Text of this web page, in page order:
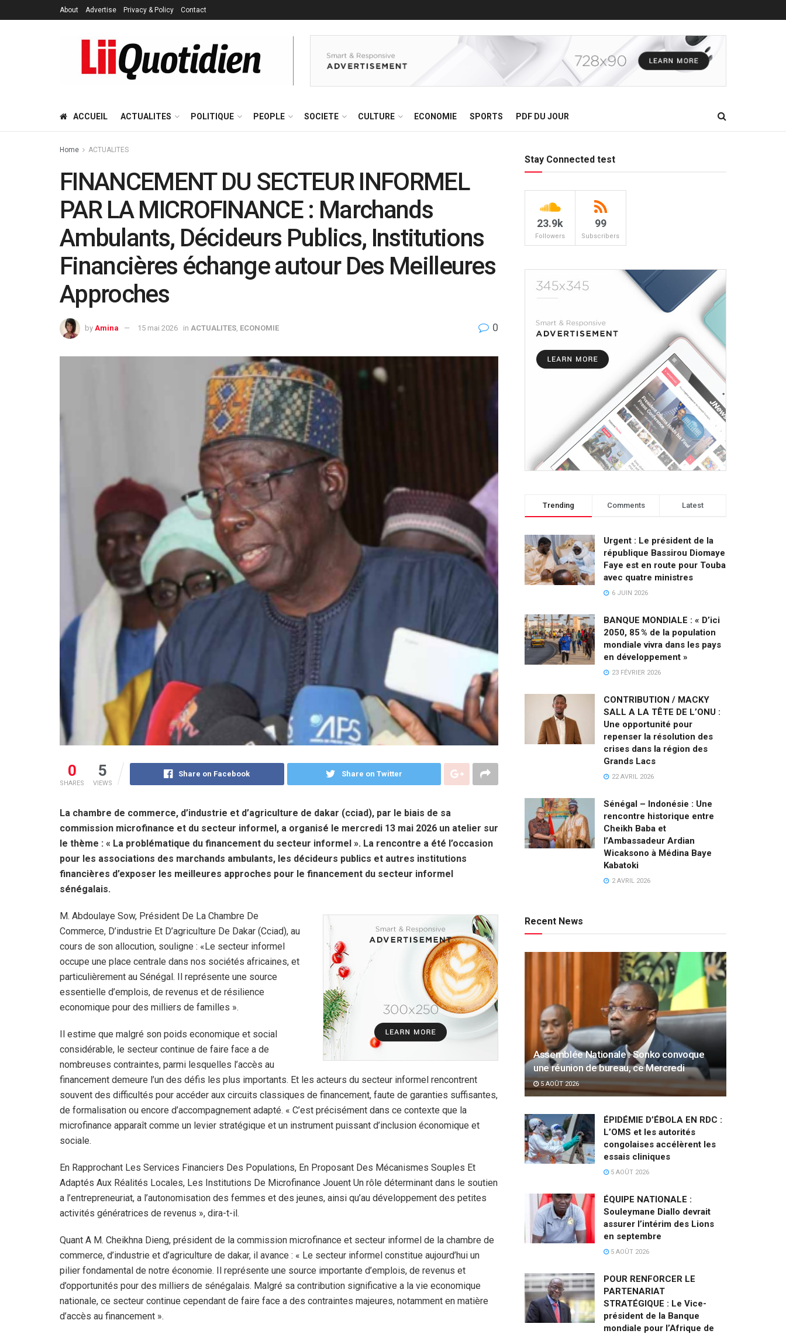
About Advertise Privacy & Policy Contact
ACCUEIL ACTUALITES POLITIQUE PEOPLE SOCIETE CULTURE ECONOMIE SPORTS PDF DU JOUR
Home ACTUALITES
FINANCEMENT DU SECTEUR INFORMEL
PAR LA MICROFINANCE : Marchands
Ambulants, Décideurs Publics, Institutions
Financières échange autour Des Meilleures
Approches
by Amina 15 mai 2026 in ACTUALITES ECONOMIE 0
0
SHARES
5
VIEWS
Share on Facebook Share on Twitter
La chambre de commerce, d’industrie et d’agriculture de dakar (cciad), par le biais de sa
commission microfinance et du secteur informel, a organisé le mercredi 13 mai 2026 un atelier sur
le thème : « La problématique du financement du secteur informel ». La rencontre a été l’occasion
pour les associations des marchands ambulants, les décideurs publics et autres institutions
financières d’exposer les meilleures approches pour le financement du secteur informel
sénégalais.
M. Abdoulaye Sow, Président De La Chambre De
Commerce, D’industrie Et D’agriculture De Dakar (Cciad), au
cours de son allocution, souligne : «Le secteur informel
occupe une place centrale dans nos sociétés africaines, et
particulièrement au Sénégal. Il représente une source
essentielle d’emplois, de revenus et de résilience
economique pour des milliers de familles ».
Il estime que malgré son poids economique et social
considérable, le secteur continue de faire face a de
nombreuses contraintes, parmi lesquelles l’accès au
financement demeure l’un des défis les plus importants. Et les acteurs du secteur informel rencontrent
souvent des difficultés pour accéder aux circuits classiques de financement, faute de garanties suffisantes,
de formalisation ou encore d’accompagnement adapté. « C’est précisément dans ce contexte que la
microfinance apparaît comme un levier stratégique et un instrument puissant d’inclusion économique et
sociale.
En Rapprochant Les Services Financiers Des Populations, En Proposant Des Mécanismes Souples Et
Adaptés Aux Réalités Locales, Les Institutions De Microfinance Jouent Un rôle déterminant dans le soutien
a l’entrepreneuriat, a l’autonomisation des femmes et des jeunes, ainsi qu’au développement des petites
activités génératrices de revenus », dira-t-il.
Quant A M. Cheikhna Dieng, président de la commission microfinance et secteur informel de la chambre de
commerce, d’industrie et d’agriculture de dakar, il avance : « Le secteur informel constitue aujourd’hui un
pilier fondamental de notre économie. Il représente une source importante d’emplois, de revenus et
d’opportunités pour des milliers de sénégalais. Malgré sa contribution significative a la vie economique
nationale, ce secteur continue cependant de faire face a des contraintes majeures, notamment en matière
d’accès au financement ».
Stay Connected test
23.9k
Followers
99
Subscribers
Trending Comments Latest
Urgent : Le président de la
république Bassirou Diomaye
Faye est en route pour Touba
avec quatre ministres
6 JUIN 2026
BANQUE MONDIALE : « D’ici
2050, 85 % de la population
mondiale vivra dans les pays
en développement »
23 FÉVRIER 2026
CONTRIBUTION / MACKY
SALL A LA TÊTE DE L’ONU :
Une opportunité pour
repenser la résolution des
crises dans la région des
Grands Lacs
22 AVRIL 2026
Sénégal – Indonésie : Une
rencontre historique entre
Cheikh Baba et
l’Ambassadeur Ardian
Wicaksono à Médina Baye
Kabatoki
2 AVRIL 2026
Recent News
Assemblée Nationale : Sonko convoque
une réunion de bureau, ce Mercredi
5 AOÛT 2026
ÉPIDÉMIE D’ÉBOLA EN RDC :
L’OMS et les autorités
congolaises accélèrent les
essais cliniques
5 AOÛT 2026
ÉQUIPE NATIONALE :
Souleymane Diallo devrait
assurer l’intérim des Lions
en septembre
5 AOÛT 2026
POUR RENFORCER LE
PARTENARIAT
STRATÉGIQUE : Le Vice-
président de la Banque
mondiale pour l’Afrique de